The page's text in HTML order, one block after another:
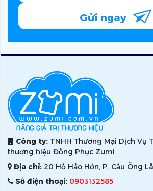
Gửi ngay
Công ty: TNHH Thương Mại Dịch Vụ
thương hiệu Đồng Phục Zumi
Địa chỉ: 20 Hồ Hảo Hớn, P. Cầu Ông
Số điện thoại: 0903132585